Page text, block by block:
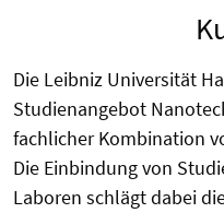
Die Leibniz Universität
Studienangebot
fachlicher Kombination
Die Einbindung von
Laboren schlägt dabei